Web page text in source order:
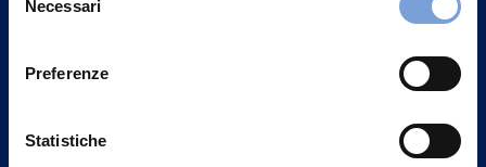
delNecessari
Preferenze
Statistiche
20149 Milano